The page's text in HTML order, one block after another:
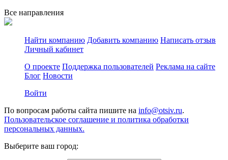
Все направления
Найти компанию Добавить компанию Написать отзыв
Личный кабинет
О проекте Поддержка пользователей Реклама на сайте
Блог Новости
Войти
По вопросам работы сайта пишите на info@otsiv.ru.
Пользовательское соглашение и политика обработки
персональных данных.
Выберите ваш город: